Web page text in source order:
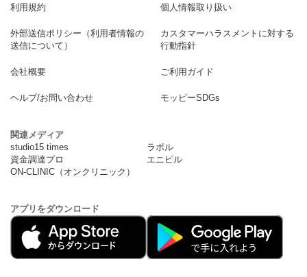
利用規約 個人情報取り扱い
外部送信ポリシー（利用者情報の
送信について）
カスタマーハラスメントに対する
行動指針
会社概要 ご利用ガイド
ヘルプ/お問い合わせ モッピーSDGs
関連メディア
studio15 times
ラボル
資金調達プロ
エニピル
ON-CLINIC（オンクリニック）
アプリをダウンロード